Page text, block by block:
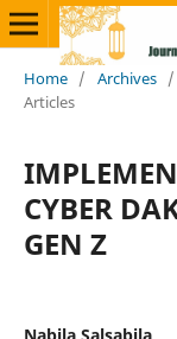
Home / Archives /
Articles
CYBER
GEN Z